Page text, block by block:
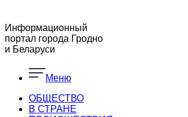
Информационный
портал города Гродно
и Беларуси
Меню
ОБЩЕСТВО
В СТРАНЕ